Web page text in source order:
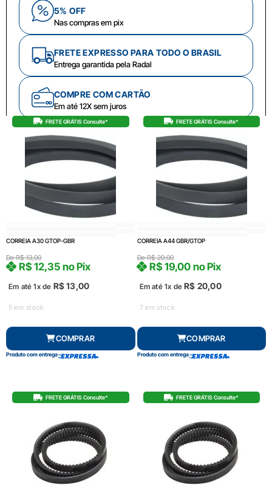
5% OFF
Nas compras em pix
FRETE EXPRESSO PARA TODO O BRASIL
Entrega garantida pela Radal
COMPRE COM CARTÃO
Em até 12X sem juros
FRETE GRÁTIS Consulte*
CORREIA A30 GTOP-GBR
DeR$13,00
Em até 1x de R$13,00
R$12,35 no Pix
5 em stock
COMPRAR
Produto com entrega
FRETE GRÁTIS Consulte*
CORREIA A44 GBR/GTOP
DeR$20,00
Em até 1x deR$ 20,00
R$19,00 no Pix
7 em stock
COMPRAR
Produto com entrega
FRETE GRÁTIS Consulte* FRETE GRÁTIS Consulte*